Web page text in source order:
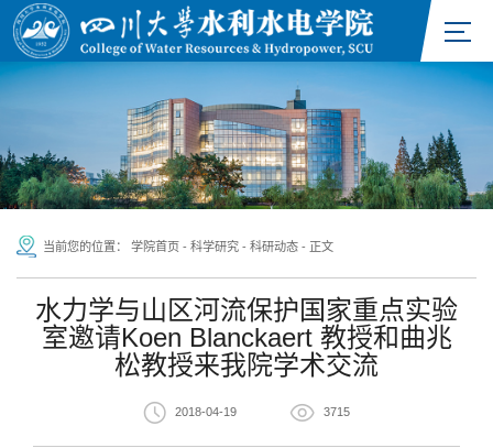
当前您的位置： 学院首页 - 科学研究 - 科研动态 - 正文
水力学与山区河流保护国家重点实验
室邀请Koen Blanckaert 教授和曲兆
松教授来我院学术交流
2018-04-19 3715